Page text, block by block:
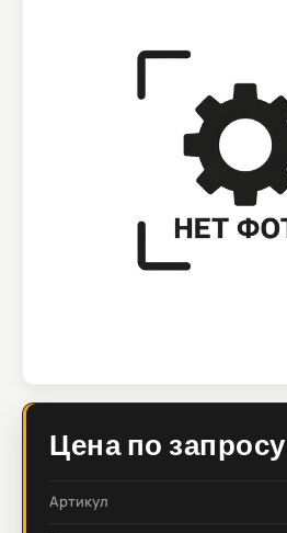
Цена по запросу
Артикул